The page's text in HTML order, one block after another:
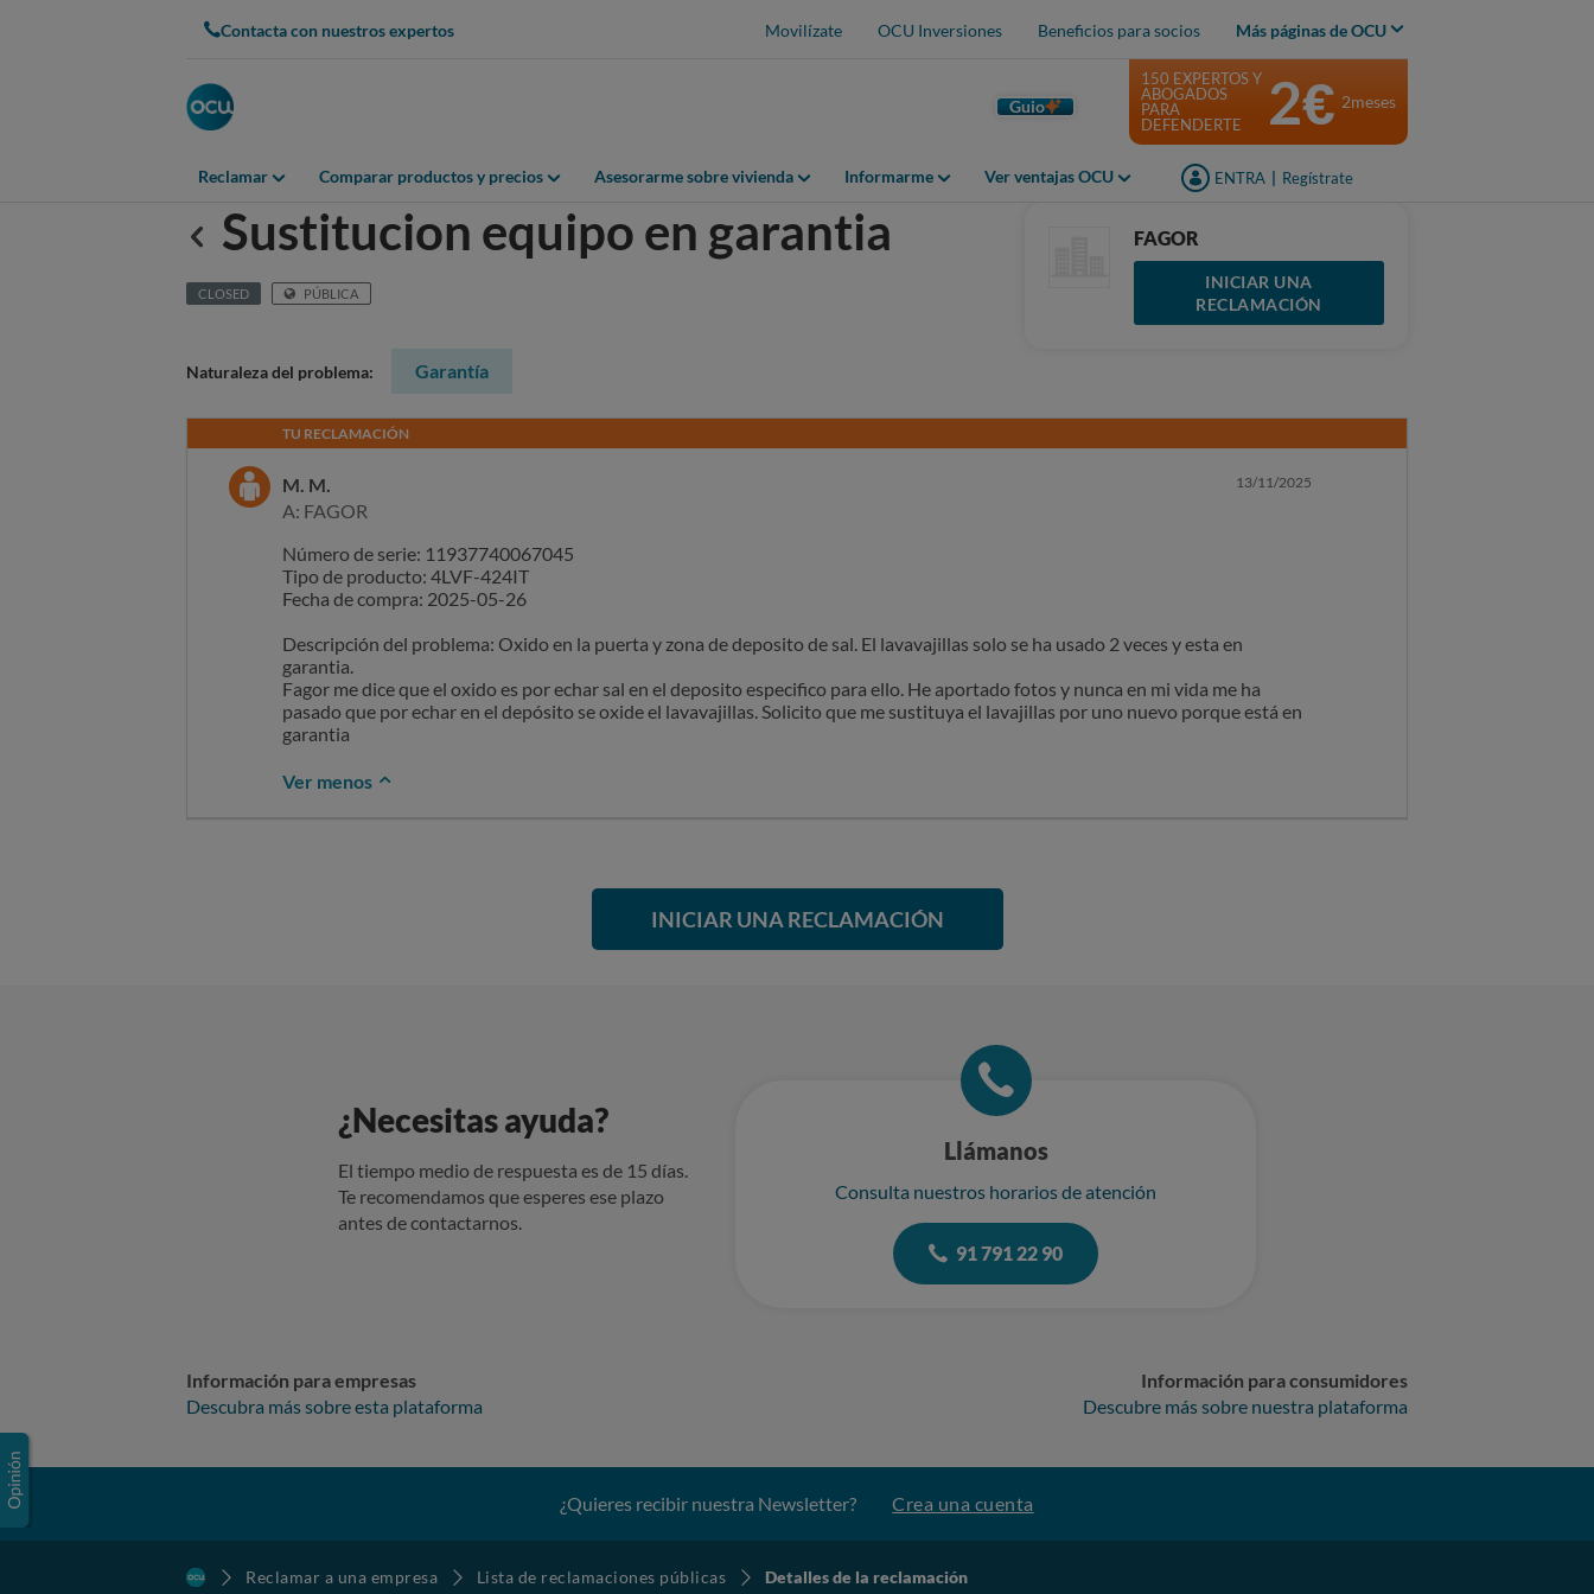
Contacta con nuestros expertos Movilízate OCU Inversiones Beneficios para socios Más páginas de OCU
Guio
Reclamar Comparar productos y precios Asesorarme sobre vivienda Informarme Ver ventajas OCU ENTRA Regístrate
150 EXPERTOS Y
ABOGADOS
PARA
DEFENDERTE
2€ 2meses
Anterior
Sustitucion equipo en garantia
CLOSED PÚBLICA
FAGOR
INICIAR UNA
RECLAMACIÓN
Naturaleza del problema: Garantía
TU RECLAMACIÓN
M. M.
A: FAGOR
13/11/2025
Número de serie: 11937740067045
Tipo de producto: 4LVF-424IT
Fecha de compra: 2025-05-26
Descripción del problema: Oxido en la puerta y zona de deposito de sal. El lavavajillas solo se ha usado 2 veces y esta en
garantia.
Fagor me dice que el oxido es por echar sal en el deposito especifico para ello. He aportado fotos y nunca en mi vida me ha
pasado que por echar en el depósito se oxide el lavavajillas. Solicito que me sustituya el lavajillas por uno nuevo porque está en
garantia
Ver menos
INICIAR UNA RECLAMACIÓN
¿Necesitas ayuda?
El tiempo medio de respuesta es de 15 días.
Te recomendamos que esperes ese plazo
antes de contactarnos.
Llámanos
Consulta nuestros horarios de atención
91 791 22 90
Información para empresas
Descubra más sobre esta plataforma
Información para consumidores
Descubre más sobre nuestra plataforma
¿Quieres recibir nuestra Newsletter? Crea una cuenta
Reclamar a una empresa Lista de reclamaciones públicas Detalles de la reclamación